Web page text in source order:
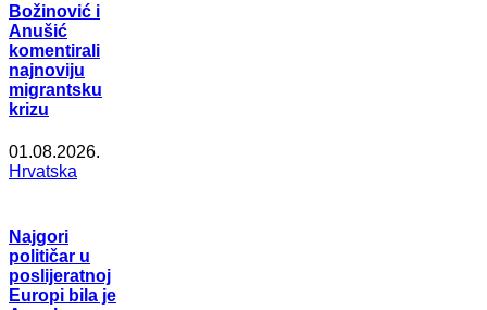
Božinović i
Anušić
komentirali
najnoviju
migrantsku
krizu
01.08.2026.
Hrvatska
Najgori
političar u
poslijeratnoj
Europi bila je